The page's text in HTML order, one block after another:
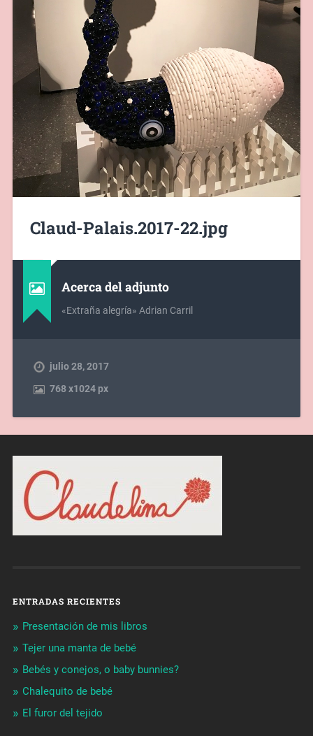
Claud-Palais.2017-22.jpg
Acerca del adjunto
«Extraña alegría» Adrian Carril
julio 28, 2017
768x1024 px
ENTRADAS RECIENTES
Presentación de mis libros
Tejer una manta de bebé
Bebés y conejos, o baby bunnies?
Chalequito de bebé
El furor del tejido